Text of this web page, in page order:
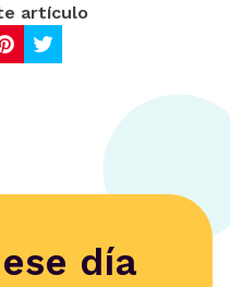
artículo
día